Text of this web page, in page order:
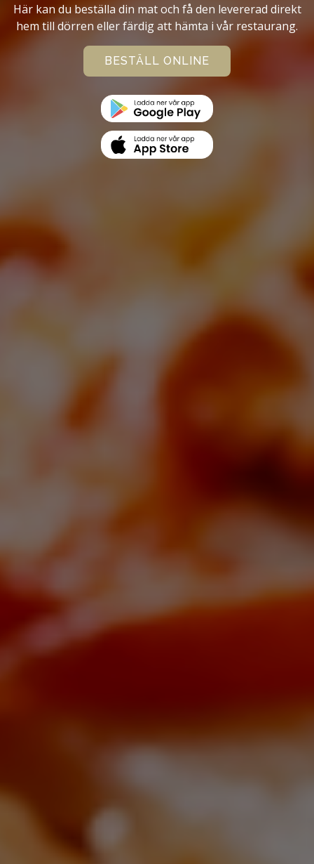
Här kan du beställa din mat och få den levererad direkt
hem till dörren eller färdig att hämta i vår restaurang.
BESTÄLL ONLINE